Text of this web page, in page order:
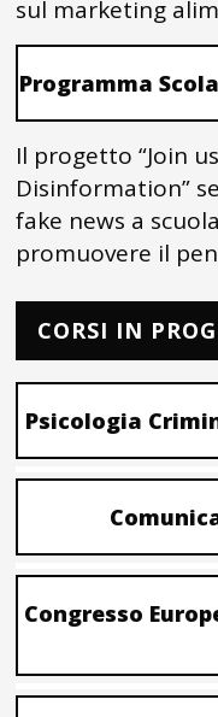
sul marketing
Programma
Il progetto “Join
Disinformation”
fake news a
promuovere il
CORSI IN
Psicologia
Congresso